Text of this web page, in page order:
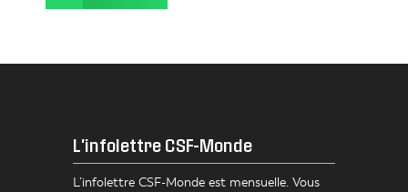
L'infolettre CSF-Monde
L’infolettre CSF-Monde est mensuelle. Vous